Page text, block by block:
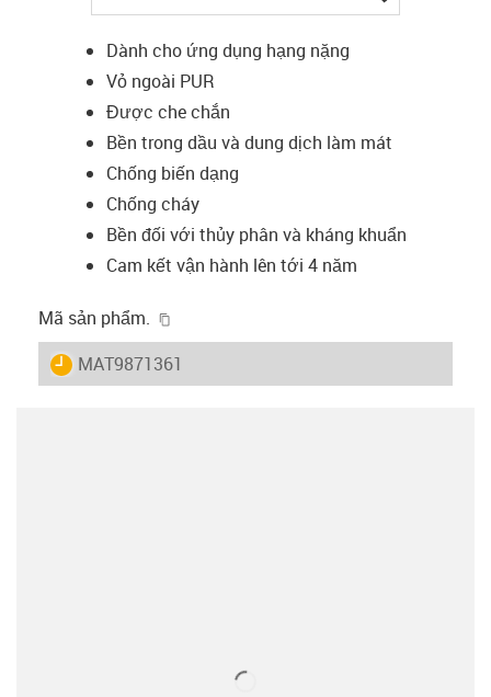
Dành cho ứng dụng hạng nặng
Vỏ ngoài PUR
Được che chắn
Bền trong dầu và dung dịch làm mát
Chống biến dạng
Chống cháy
Bền đối với thủy phân và kháng khuẩn
Cam kết vận hành lên tới 4 năm
Mã sản phẩm.
igus-icon-lieferzeit
MAT9871361